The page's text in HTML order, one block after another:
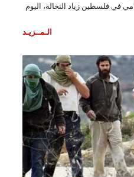
في فلسطين زياد النخالة، اليوم
الـمــزيـد